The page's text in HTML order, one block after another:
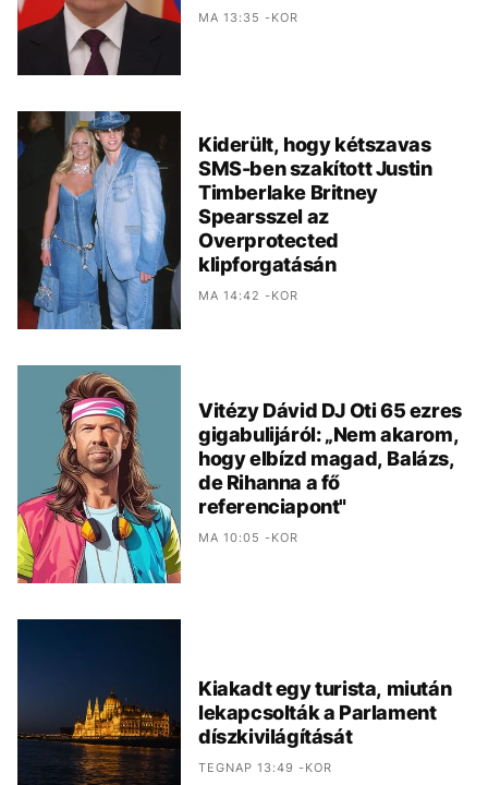
MA 13:35 -KOR
Kiderült, hogy kétszavas
SMS-ben szakított Justin
Timberlake Britney
Spearsszel az
Overprotected
klipforgatásán
MA 14:42 -KOR
Vitézy Dávid DJ Oti 65 ezres
gigabulijáról: „Nem akarom,
hogy elbízd magad, Balázs,
de Rihanna a fő
referenciapont"
MA 10:05 -KOR
Kiakadt egy turista, miután
lekapcsolták a Parlament
díszkivilágítását
TEGNAP 13:49 -KOR